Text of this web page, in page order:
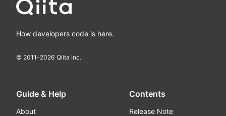
How developers code is here.
© 2011-2026 Qiita Inc.
Guide & Help
About
Contents
Release Note